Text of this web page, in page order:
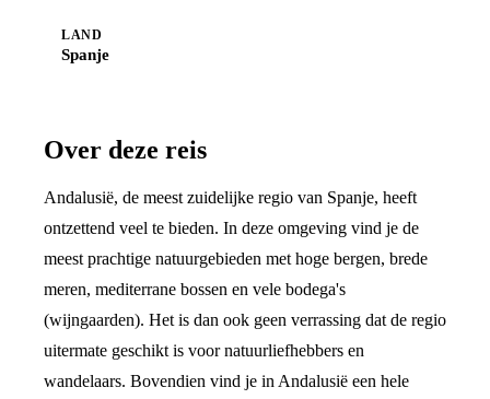
LAND
Spanje
Over deze reis
Andalusië, de meest zuidelijke regio van Spanje, heeft
ontzettend veel te bieden. In deze omgeving vind je de
meest prachtige natuurgebieden met hoge bergen, brede
meren, mediterrane bossen en vele bodega's
(wijngaarden). Het is dan ook geen verrassing dat de regio
uitermate geschikt is voor natuurliefhebbers en
wandelaars. Bovendien vind je in Andalusië een hele